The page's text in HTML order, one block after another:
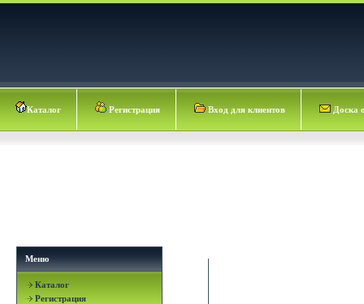
Каталог Регистрация Вход для клиентов Доска
Меню
Каталог
Регистрация